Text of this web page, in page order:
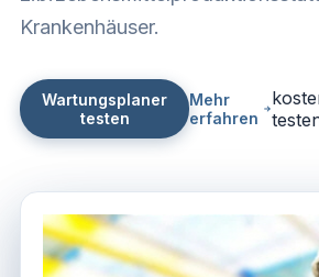
Krankenhäuser.
Wartungsplaner
testen
Mehr
erfahren